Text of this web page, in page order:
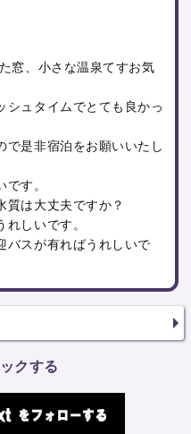
窓、小さな温泉てすお気
シュタイムでとても良かっ
で是非宿泊をお願いいたし
す。
質は大丈夫ですか？
しいです。
バスが有ればうれしいで
クする